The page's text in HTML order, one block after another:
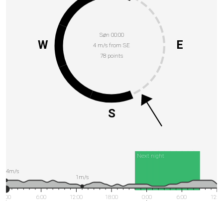
Søn 00:00
4 m/s from SE
78 points
E
S
W
Next night
0:00 6:00
12:00
18:00 0:00 6:00
4m/s
1m/s